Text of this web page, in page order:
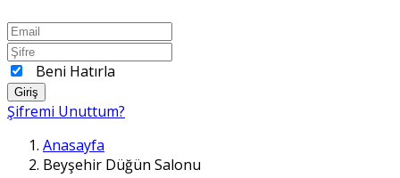
Beni Hatırla
Giriş
Şifremi Unuttum?
Anasayfa
Beyşehir Düğün Salonu